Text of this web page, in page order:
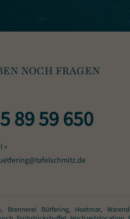
NOCH FRAGEN
89 59 650
»
Brennerei Bütfering, Hoetmar,